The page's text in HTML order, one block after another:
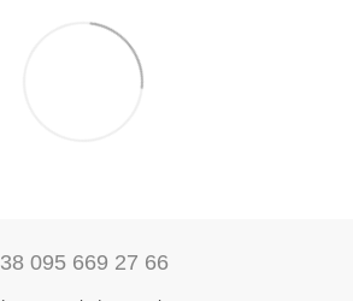
095 669 27 66